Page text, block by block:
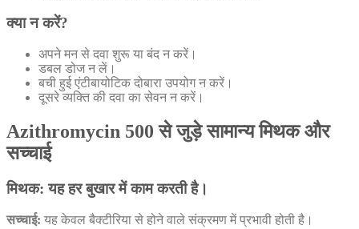
क्या न करें?
अपने मन से दवा शुरू या बंद न करें।
डबल डोज न लें।
बची हुई एंटीबायोटिक दोबारा उपयोग न करें।
दूसरे व्यक्ति की दवा का सेवन न करें।
Azithromycin 500 से जुड़े सामान्य मिथक और
सच्चाई
मिथक: यह हर बुखार में काम करती है।
सच्चाई: यह केवल बैक्टीरिया से होने वाले संक्रमण में प्रभावी होती है।